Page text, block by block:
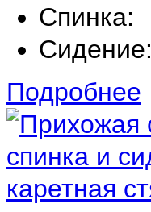
Спинка:
Сидение:
Подробнее